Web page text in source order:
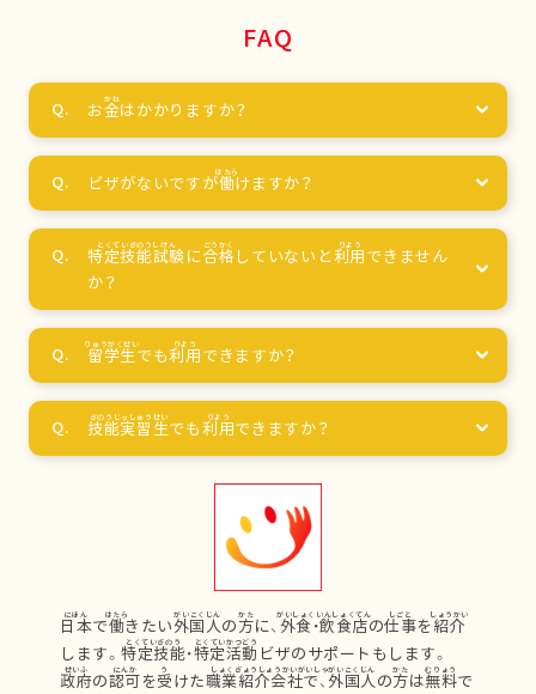
FAQ
お金はかかりますか？
ビザがないですが働けますか？
特定技能試験に合格 していないと利用 できません
か？
留学生でも利用 できますか？
技能実習生でも利用できますか？
日本で働きたい外国人の方に、 外食 ・飲食店の仕事を紹介
します。特定技能・特定活動 ビザのサポートもします。
政府の認可を受けた職業紹介会社で、 外国人の方は無料で